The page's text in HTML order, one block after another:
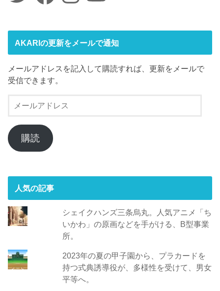
AKARIの更新をメールで通知
メールアドレスを記入して購読すれば、更新をメールで
受信できます。
ー
ル
ア
ド
購読
人気の記事
シェイクハンズ三条烏丸。人気アニメ「ち
いかわ」の原画などを手がける、B型事業
所。
2023年の夏の甲子園から、プラカードを
持つ式典誘導役が、多様性を受けて、男女
平等へ。